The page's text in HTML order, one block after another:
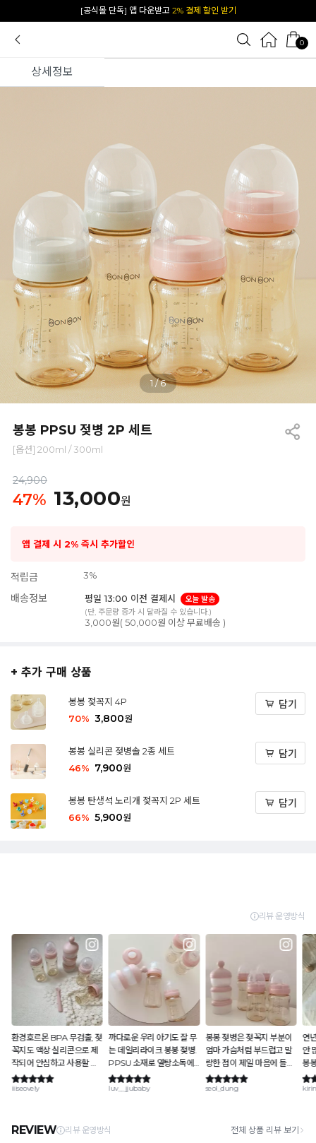
카카오 플친 추가하면1천원 즉시 할인 쿠폰
0
상세정보
1/6
봉봉 PPSU 젖병 2P 세트
[옵션] 200ml / 300ml
24,900
47% 13,000원
앱 결제 시 2% 즉시 추가할인
적립금 3%
배송정보 평일 13:00 이전 결제시
오늘 발송
(단, 주문량 증가 시 달라질 수 있습니다.)
3,000원( 50,000원 이상 무료배송 )
+ 추가 구매 상품
봉봉 젖꼭지 4P
70% 3,800원
담기
봉봉 실리콘 젖병솔 2종 세트
46% 7,900원
담기
봉봉 탄생석 노리개 젖꼭지 2P 세트
66% 5,900원
담기